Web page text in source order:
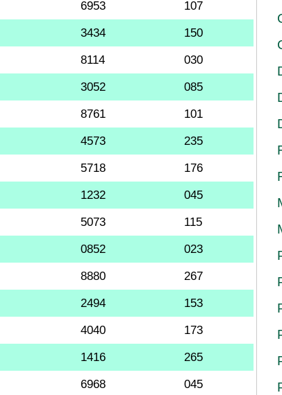
6953 107
3434 150
8114 030
3052 085
8761 101
4573 235
5718 176
1232 045
5073 115
0852 023
8880 267
2494 153
4040 173
1416 265
6968 045